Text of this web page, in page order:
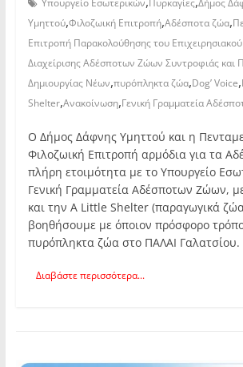
Υπουργείο Εσωτερικών Πυρκαγίες Δήμος
Υμηττού,Φιλοζωική Επιτροπή,Αδέσποτα ζώα,
Επιτροπή Παρακολούθησης του
Διαχείρισης Αδέσποτων Ζώων Συντροφιάς και
Δημιουργίας Νέων,πυρόπληκτα ζώα,Dog’ Voice,
Shelter,Ανακοίνωση,Γενική Γραμματεία
Ο Δήμος Δάφνης Υμηττού και η
Φιλοζωική Επιτροπή αρμόδια για τα
πλήρη ετοιμότητα με το Υπουργείο
Γενική Γραμματεία Αδέσποτων Ζώων,
και την A Little Shelter (παραγωγικά
βοηθήσουμε με όποιον πρόσφορο
πυρόπληκτα ζώα στο ΠΑΛΑΙ Γαλατσίου.
Διαβάστε περισσότερα...